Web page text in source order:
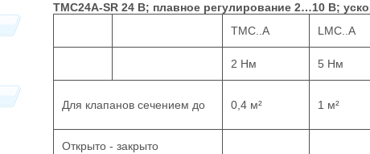
TMC24A-SR 24 В; плавное регулирование 2…10 В;
TMC..A
LMC..A
2 Нм 5 Нм
Для клапанов сечением до 0,4 м² 1 м²
Открыто - закрыто